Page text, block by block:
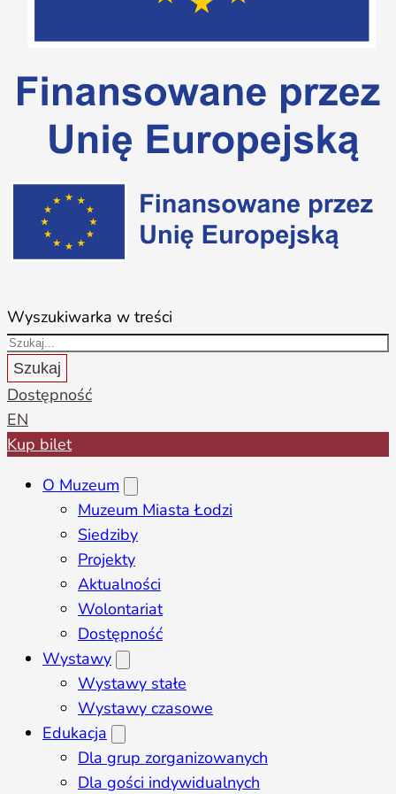
Wyszukiwarka w treści
Szukaj
Dostępność
EN
Kup bilet
O Muzeum
Muzeum Miasta Łodzi
Siedziby
Projekty
Aktualności
Wolontariat
Dostępność
Wystawy
Wystawy stałe
Wystawy czasowe
Edukacja
Dla grup zorganizowanych
Dla gości indywidualnych